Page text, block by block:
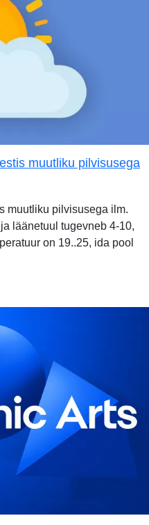
muutliku pilvisusega
muutliku pilvisusega ilm.
läänetuul tugevneb 4-10,
on 19..25, ida pool